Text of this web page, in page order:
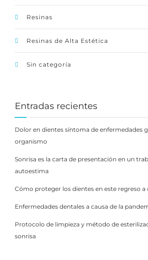
Resinas
Resinas de Alta Estética
Sin categoría
Entradas recientes
Dolor en dientes síntoma de enfermedades
organismo
Sonrisa es la carta de presentación en un
autoestima
Cómo proteger los dientes en este regreso a
Enfermedades dentales a causa de la
Protocolo de limpieza y método de
sonrisa